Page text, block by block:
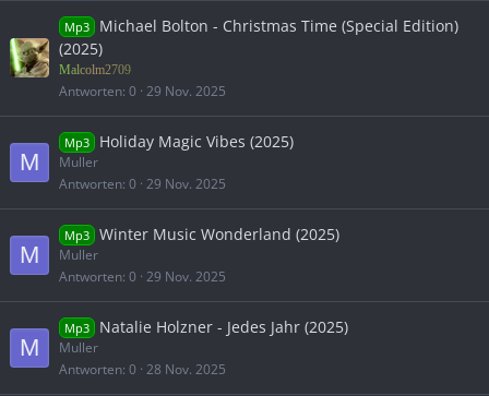
Mp3
Michael Bolton - Christmas Time (Special Edition)
(2025)
Malcolm2709
Antworten 0 29 Nov. 2025
M
Mp3 Holiday Magic Vibes (2025)
Muller
Antworten 0 29 Nov. 2025
M
Mp3 Winter Music Wonderland (2025)
Muller
Antworten 0 29 Nov. 2025
M
Mp3 Natalie Holzner - Jedes Jahr (2025)
Muller
Antworten 0 28 Nov. 2025